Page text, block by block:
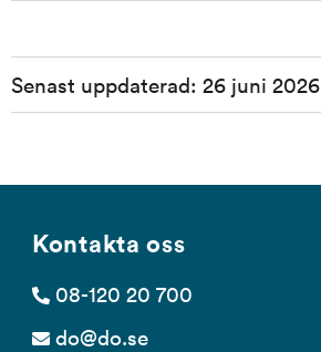
Sidinformation
Senast uppdaterad: 26 juni 2026
Kontakta oss
08-120 20 700
do@do.se